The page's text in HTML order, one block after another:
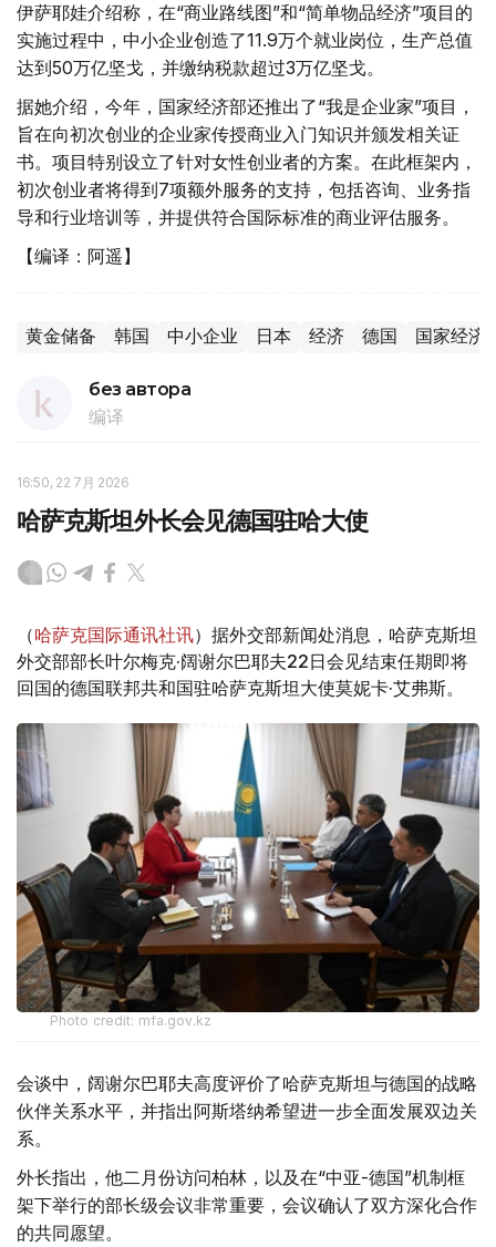
伊萨耶娃介绍称，在“商业路线图”和“简单物品经济”项目的
实施过程中，中小企业创造了11.9万个就业岗位，生产总值
达到50万亿坚戈，并缴纳税款超过3万亿坚戈。
据她介绍，今年，国家经济部还推出了“我是企业家”项目，
旨在向初次创业的企业家传授商业入门知识并颁发相关证
书。项目特别设立了针对女性创业者的方案。在此框架内，
初次创业者将得到7项额外服务的支持，包括咨询、业务指
导和行业培训等，并提供符合国际标准的商业评估服务。
【编译：阿遥】
黄金储备 韩国 中小企业 日本 经济 德国 国家经济
без автора
编译
16:50, 22 7月 2026
哈萨克斯坦外长会见德国驻哈大使
（哈萨克国际通讯社讯）据外交部新闻处消息，哈萨克斯坦
外交部部长叶尔梅克·阔谢尔巴耶夫22日会见结束任期即将
回国的德国联邦共和国驻哈萨克斯坦大使莫妮卡·艾弗斯。
Photo credit: mfa.gov.kz
会谈中，阔谢尔巴耶夫高度评价了哈萨克斯坦与德国的战略
伙伴关系水平，并指出阿斯塔纳希望进一步全面发展双边关
系。
外长指出，他二月份访问柏林，以及在“中亚-德国”机制框
架下举行的部长级会议非常重要，会议确认了双方深化合作
的共同愿望。